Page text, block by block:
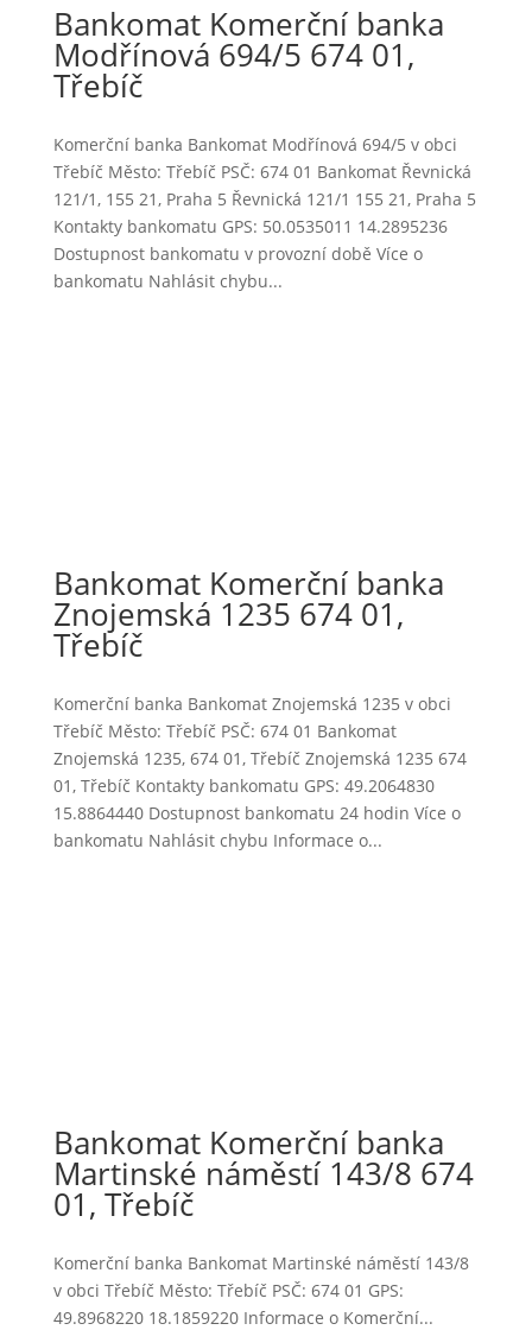
Bankomat Komerční banka
Modřínová 694/5 674 01,
Třebíč
Komerční banka Bankomat Modřínová 694/5 v obci
Třebíč Město: Třebíč PSČ: 674 01 Bankomat Řevnická
121/1, 155 21, Praha 5 Řevnická 121/1 155 21, Praha 5
Kontakty bankomatu GPS: 50.0535011 14.2895236
Dostupnost bankomatu v provozní době Více o
bankomatu Nahlásit chybu...
Bankomat Komerční banka
Znojemská 1235 674 01,
Třebíč
Komerční banka Bankomat Znojemská 1235 v obci
Třebíč Město: Třebíč PSČ: 674 01 Bankomat
Znojemská 1235, 674 01, Třebíč Znojemská 1235 674
01, Třebíč Kontakty bankomatu GPS: 49.2064830
15.8864440 Dostupnost bankomatu 24 hodin Více o
bankomatu Nahlásit chybu Informace o...
Bankomat Komerční banka
Martinské náměstí 143/8 674
01, Třebíč
Komerční banka Bankomat Martinské náměstí 143/8
v obci Třebíč Město: Třebíč PSČ: 674 01 GPS:
49.8968220 18.1859220 Informace o Komerční...